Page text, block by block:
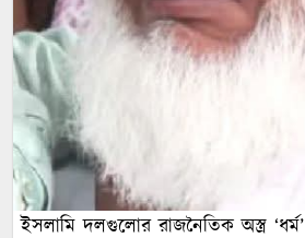
ইসলামি দলগুলোর রাজনৈতিক অস্ত্র ‘ধর্ম’